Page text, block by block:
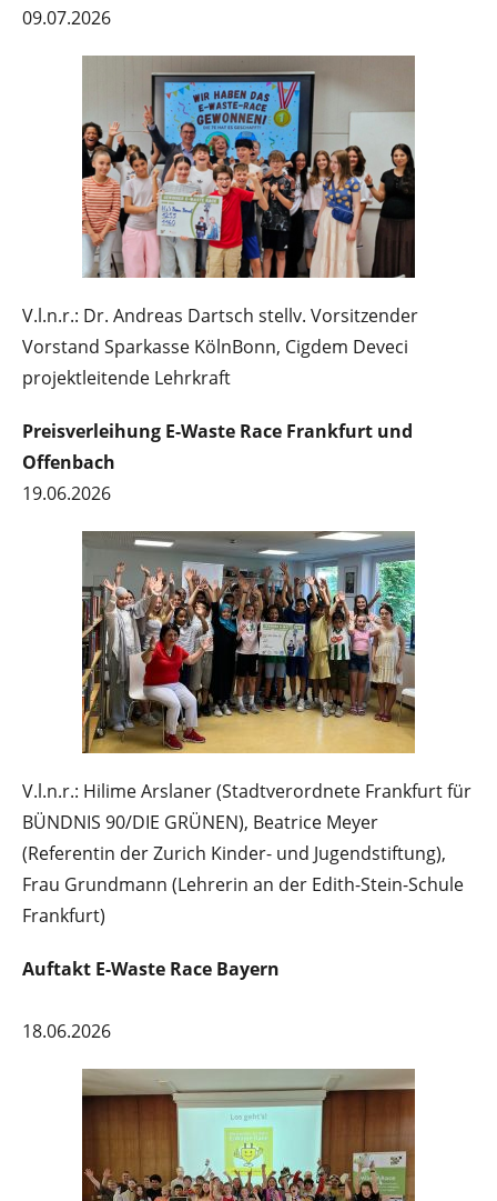
09.07.2026
V.l.n.r.: Dr. Andreas Dartsch stellv. Vorsitzender
Vorstand Sparkasse KölnBonn, Cigdem Deveci
projektleitende Lehrkraft
Preisverleihung E-Waste Race Frankfurt und
Offenbach
19.06.2026
V.l.n.r.: Hilime Arslaner (Stadtverordnete Frankfurt für
BÜNDNIS 90/DIE GRÜNEN), Beatrice Meyer
(Referentin der Zurich Kinder- und Jugendstiftung),
Frau Grundmann (Lehrerin an der Edith-Stein-Schule
Frankfurt)
Auftakt E-Waste Race Bayern
18.06.2026